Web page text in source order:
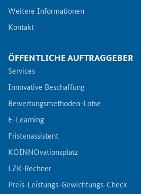
Weitere Informationen
Kontakt
ÖFFENTLICHE AUFTRAGGEBER
Services
Innovative Beschaffung
Bewertungsmethoden-Lotse
E-Learning
Fristenassistent
KOINNOvationsplatz
LZK-Rechner
Preis-Leistungs-Gewichtungs-Check